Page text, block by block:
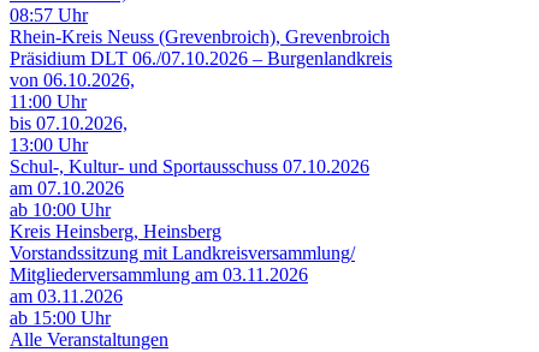
08:57 Uhr
Rhein-Kreis Neuss (Grevenbroich), Grevenbroich
Präsidium DLT 06./07.10.2026 – Burgenlandkreis
von 06.10.2026,
11:00 Uhr
bis 07.10.2026,
13:00 Uhr
Schul-, Kultur- und Sportausschuss 07.10.2026
am 07.10.2026
ab 10:00 Uhr
Kreis Heinsberg, Heinsberg
Vorstandssitzung mit Landkreisversammlung/
Mitgliederversammlung am 03.11.2026
am 03.11.2026
ab 15:00 Uhr
Alle Veranstaltungen